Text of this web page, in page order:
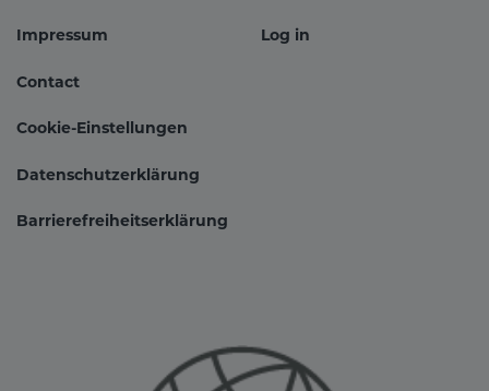
Fußbereichsmenü
Impressum
Contact
Cookie-Einstellungen
Datenschutzerklärung
Barrierefreiheitserklärung
Log in